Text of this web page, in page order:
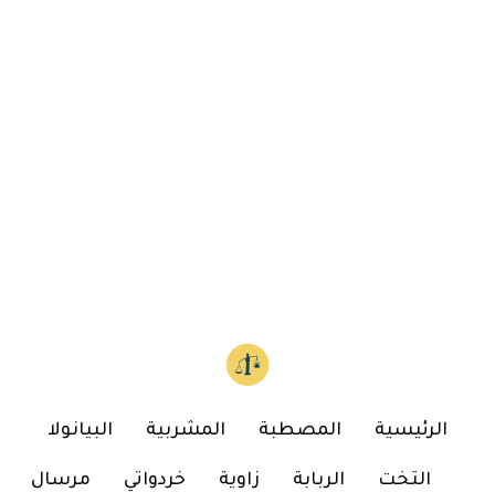
الرئيسية المصطبة المشربية البيانولا
التخت الربابة زاوية خردواتي مرسال